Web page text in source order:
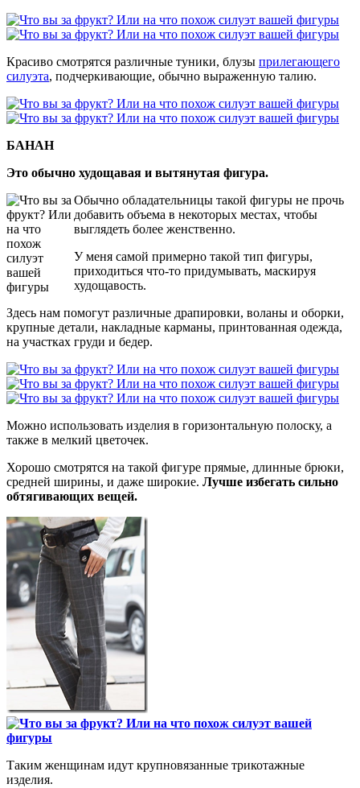
Красиво смотрятся различные туники, блузы прилегающего
силуэта, подчеркивающие, обычно выраженную талию.
БАНАН
Это обычно худощавая и вытянутая фигура.
Обычно обладательницы такой фигуры не прочь
добавить объема в некоторых местах, чтобы
выглядеть более женственно.
У меня самой примерно такой тип фигуры,
приходиться что-то придумывать, маскируя
худощавость.
Здесь нам помогут различные драпировки, воланы и оборки,
крупные детали, накладные карманы, принтованная одежда,
на участках груди и бедер.
Можно использовать изделия в горизонтальную полоску, а
также в мелкий цветочек.
Хорошо смотрятся на такой фигуре прямые, длинные брюки,
средней ширины, и даже широкие. Лучше избегать сильно
обтягивающих вещей.
Таким женщинам идут крупновязанные трикотажные
изделия.